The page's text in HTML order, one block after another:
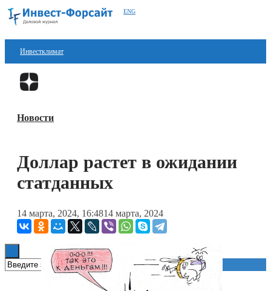
ENG
Инвестклимат
Финансы
Блокчейн
Технологии
Книги
Новости
Доллар растет в ожидании
статданных
14 марта, 2024, 16:4814 марта, 2024